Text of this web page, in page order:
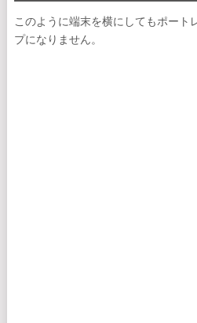
このように端末を横にしてもポート
プになりません。